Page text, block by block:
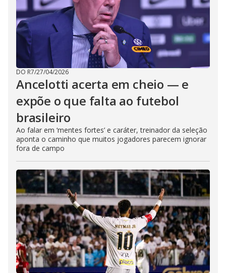
DO R7/27/04/2026
Ancelotti acerta em cheio — e
expõe o que falta ao futebol
brasileiro
Ao falar em ‘mentes fortes’ e caráter, treinador da seleção
aponta o caminho que muitos jogadores parecem ignorar
fora de campo